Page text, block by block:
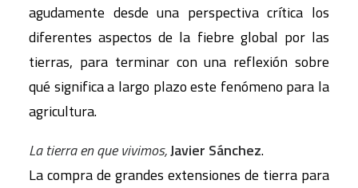
agudamente desde una perspectiva crítica los
diferentes aspectos de la fiebre global por las
tierras, para terminar con una reflexión sobre
qué significa a largo plazo este fenómeno para la
agricultura.
La tierra en que vivimos,Javier Sánchez.
La compra de grandes extensiones de tierra para